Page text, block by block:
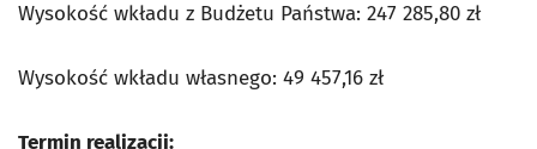
Wysokość wkładu z Budżetu Państwa: 247 285,80 zł
Wysokość wkładu własnego: 49 457,16 zł
Termin realizacji: